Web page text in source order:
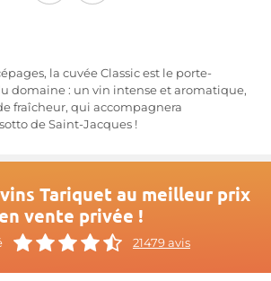
la cuvée Classic est le porte-
domaine : un vin intense et aromatique,
fraîcheur, qui accompagnera
de Saint-Jacques !
Tariquet au meilleur prix
en vente privée !
21479 avis